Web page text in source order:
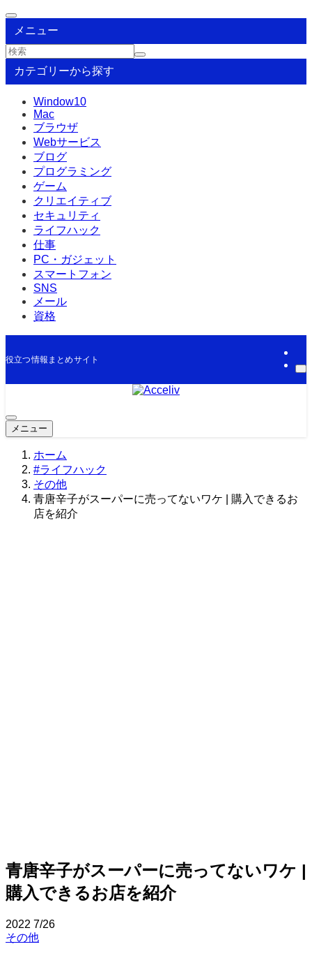
メニュー
カテゴリーから探す
Window10
Mac
ブラウザ
Webサービス
ブログ
プログラミング
ゲーム
クリエイティブ
セキュリティ
ライフハック
仕事
PC・ガジェット
スマートフォン
SNS
メール
資格
役立つ情報まとめサイト
メニュー
ホーム
#ライフハック
その他
青唐辛子がスーパーに売ってないワケ | 購入できるお
店を紹介
青唐辛子がスーパーに売ってないワケ |
購入できるお店を紹介
2022 7/26
その他